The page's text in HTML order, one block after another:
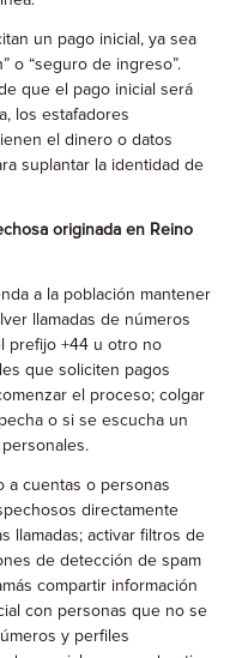
un pago inicial, ya sea
o “seguro de ingreso”.
que el pago inicial será
los estafadores
el dinero o datos
suplantar la identidad de
originada en Reino
a la población mantener
llamadas de números
prefijo +44 u otro no
que soliciten pagos
el proceso; colgar
o si se escucha un
a cuentas o personas
directamente
llamadas; activar filtros de
de detección de spam
compartir información
con personas que no se
y perfiles